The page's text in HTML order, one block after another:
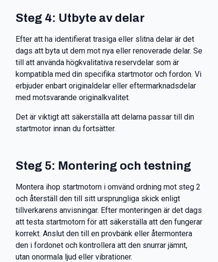
Steg 4: Utbyte av delar
Efter att ha identifierat trasiga eller slitna delar är det
dags att byta ut dem mot nya eller renoverade delar. Se
till att använda högkvalitativa reservdelar som är
kompatibla med din specifika startmotor och fordon. Vi
erbjuder enbart originaldelar eller eftermarknadsdelar
med motsvarande originalkvalitet.
Det är viktigt att säkerställa att delarna passar till din
startmotor innan du fortsätter.
Steg 5: Montering och testning
Montera ihop startmotorn i omvänd ordning mot steg 2
och återställ den till sitt ursprungliga skick enligt
tillverkarens anvisningar. Efter monteringen är det dags
att testa startmotorn för att säkerställa att den fungerar
korrekt. Anslut den till en provbänk eller återmontera
den i fordonet och kontrollera att den snurrar jämnt,
utan onormala ljud eller vibrationer.